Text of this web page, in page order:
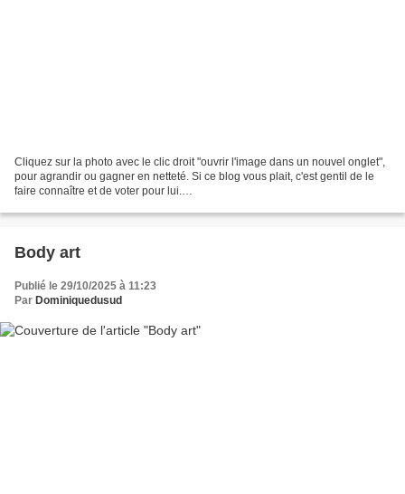
Cliquez sur la photo avec le clic droit "ouvrir l'image dans un nouvel onglet",
pour agrandir ou gagner en netteté. Si ce blog vous plait, c'est gentil de le
faire connaître et de voter pour lui.
Body art
Publié le 29/10/2025 à 11:23
Par Dominiquedusud